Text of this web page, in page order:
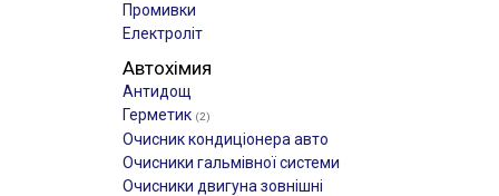
Промивки
Електроліт
Автохімия
Антидощ
Герметик (2)
Очисник кондиціонера авто
Очисники гальмівної системи
Очисники двигуна зовнішні